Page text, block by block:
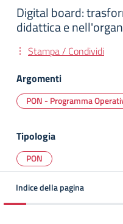
Digital board:
didattica e
Stampa / Condividi
Argomenti
PON - Programma
Tipologia
PON
Indice della pagina